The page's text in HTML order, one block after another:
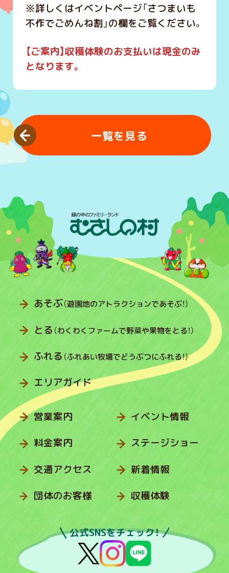
※詳しくはイベントページ「さつまいも
不作でごめんね割」の欄をご覧ください。
【ご案内】収穫体験のお支払いは現金のみ
となります。
一覧を見る
あそぶ（遊園地のアトラクションであそぶ！）
とる （わくわくファームで野菜や果物をとる！）
ふれる （ふれあい牧場でどうぶつにふれる！）
エリアガイド
営業案内
料金案内
交通アクセス
団体のお客様
イベント情報
ステージショー
新着情報
収穫体験
公式SNSをチェック！